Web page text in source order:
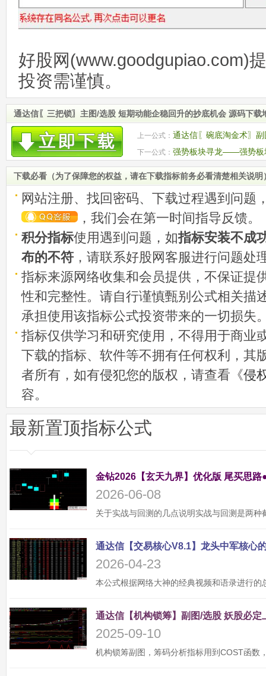
好股网(www.goodgupiao.com)
投资需谨慎。
通达信〖三把锁〗主图/选股 短期动能企稳回升的抄底机会 源码下载
上一公式： 通达信〖碗底淘金术〗
底机会 源码
下一公式： 强势板块寻龙——强势板
图排序 源码
下载必看（为了保障您的权益，请在下载指标前务必看清楚相关说明
网站注册、找回密码、下载过程遇到问题
，我们会在第一时间指导反馈。
积分指标使用遇到问题，如指标安装不成
布的不符 ，请联系好股网客服进行问题处
指标来源网络收集和会员提供，不保证提
性和完整性。请自行谨慎甄别公式相关描
承担使用该指标公式投资带来的一切损失
指标仅供学习和研究使用，不得用于商业
下载的指标、软件等不拥有任何权利，其
者所有，如有侵犯您的版权，请查看《侵
容。
最新置顶指标公式
金钻2026【玄天九界】优化版 尾买思
2026-06-08
2026-04-23
2025-09-10